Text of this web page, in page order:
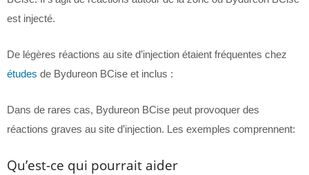
est injecté.
De légères réactions au site d’injection étaient fréquentes chez
études de Bydureon BCise et inclus :
Dans de rares cas, Bydureon BCise peut provoquer des
réactions graves au site d’injection. Les exemples comprennent:
Qu’est-ce qui pourrait aider